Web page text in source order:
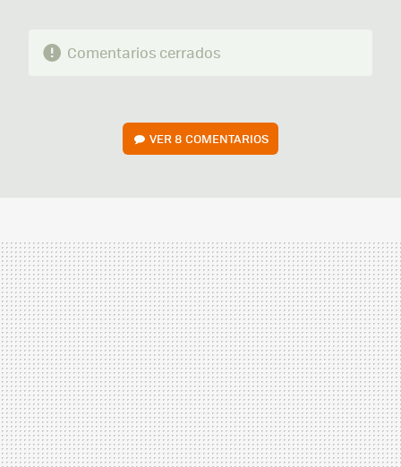
Comentarios cerrados
VER8 COMENTARIOS